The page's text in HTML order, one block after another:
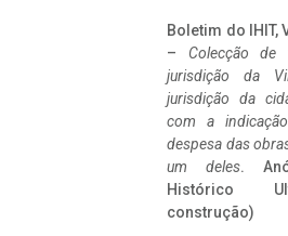
Boletim do IHIT,
– Colecção
jurisdição da
jurisdição da
com a
despesa das
um deles.
Histórico
construção)